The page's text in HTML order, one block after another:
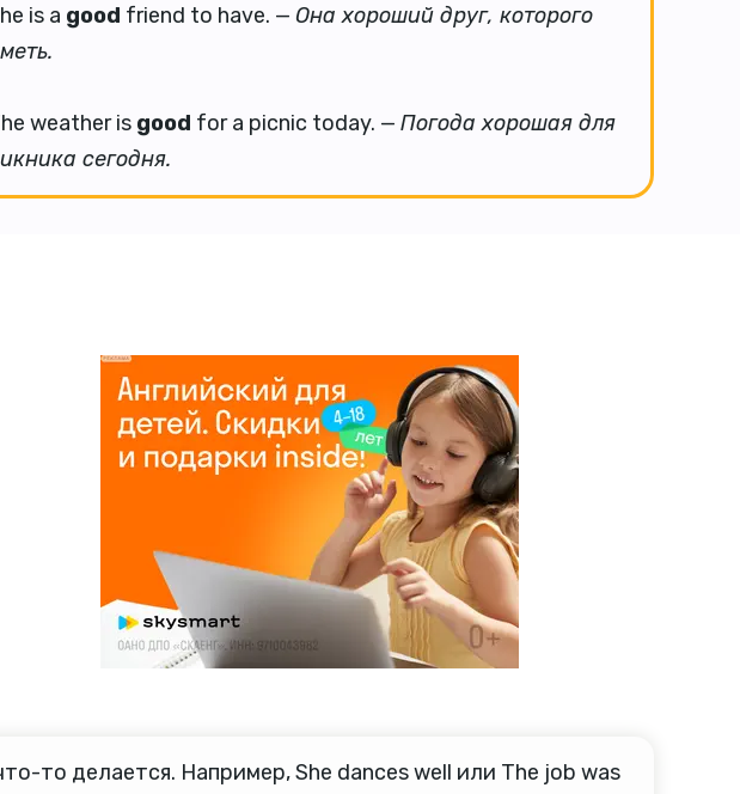
is a good friend to have. — Она хороший друг, которого
weather is good for a picnic today. — Погода хорошая для
сегодня.
то делается. Например, She dances well или The job was